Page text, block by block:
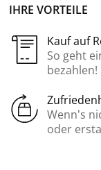
IHRE VORTEILE
Kauf auf
So geht
bezahlen!
Wenn’s
oder